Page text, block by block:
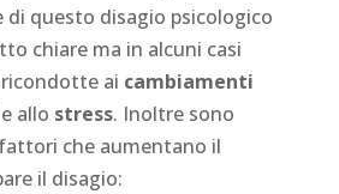
di questo disagio psicologico
chiare ma in alcuni casi
ai cambiamenti
e allo stress. Inoltre sono
che aumentano il
il disagio: